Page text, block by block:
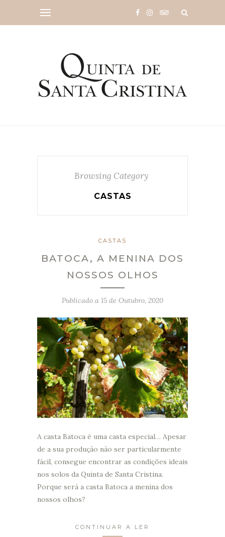
Browsing Category
CASTAS
CASTAS
BATOCA, A MENINA DOS
NOSSOS OLHOS
Publicado a 15 de Outubro, 2020
A casta Batoca é uma casta especial… Apesar
de a sua produção não ser particularmente
fácil, consegue encontrar as condições ideais
nos solos da Quinta de Santa Cristina.
Porque será a casta Batoca a menina dos
nossos olhos?
CONTINUAR A LER